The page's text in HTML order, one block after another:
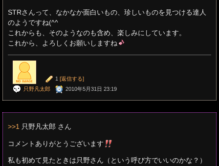
STRさんって、なかなか面白いもの、珍しいものを見つける達人
のようですね(^^
これからも、そのようなのも含め、楽しみにしています。
これから、よろしくお願いしますね
1 [返信する]
只野凡太郎
2010年5月31日 23:19
>>1 只野凡太郎 さん
コメントありがとうございます
私も初めて見たときは只野さん（という呼び方でいいのかな？）